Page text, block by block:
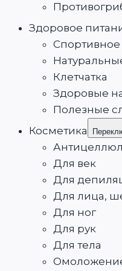
Здоровое
Клетчатка
Здоровые
Полезные
Косметика
Для век
Для
Для лица,
Для ног
Для рук
Для тела